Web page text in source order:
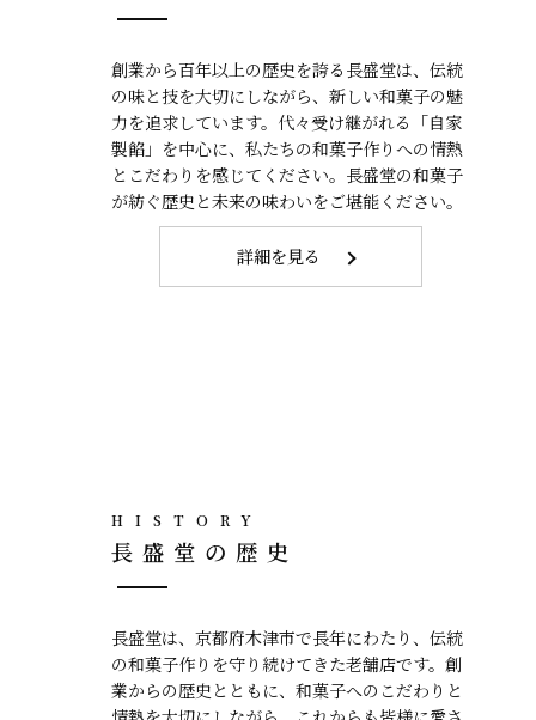
創業から百年以上の歴史を誇る長盛堂は、伝統
の味と技を大切にしながら、新しい和菓子の魅
力を追求しています。代々受け継がれる「自家
製餡」を中心に、私たちの和菓子作りへの情熱
とこだわりを感じてください。長盛堂の和菓子
が紡ぐ歴史と未来の味わいをご堪能ください。
詳細を見る
HISTORY
長盛堂の歴史
長盛堂は、京都府木津市で長年にわたり、伝統
の和菓子作りを守り続けてきた老舗店です。創
業からの歴史とともに、和菓子へのこだわりと